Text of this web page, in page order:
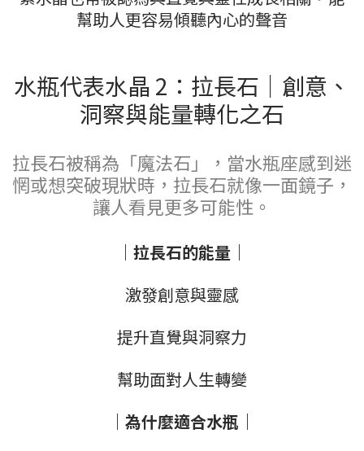
幫助人更容易傾聽內心的聲音
水瓶代表水晶 2：拉長石｜創意、
洞察與能量轉化之石
拉長石被稱為「魔法石」，當水瓶座感到迷
惘或想突破現狀時，拉長石就像一面鏡子，
讓人看見更多可能性。
｜拉長石的能量｜
激發創意與靈感
提升直覺與洞察力
幫助面對人生轉變
｜為什麼適合水瓶｜